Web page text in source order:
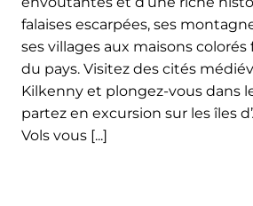
falaises escarpées, ses
ses villages aux maisons
du pays. Visitez des cités
Kilkenny et plongez-vous dans
partez en excursion sur les îles
Vols vous [...]